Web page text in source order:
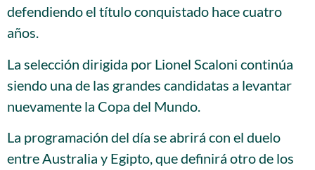
defendiendo el título conquistado hace cuatro
años.
La selección dirigida por Lionel Scaloni continúa
siendo una de las grandes candidatas a levantar
nuevamente la Copa del Mundo.
La programación del día se abrirá con el duelo
entre Australia y Egipto, que definirá otro de los